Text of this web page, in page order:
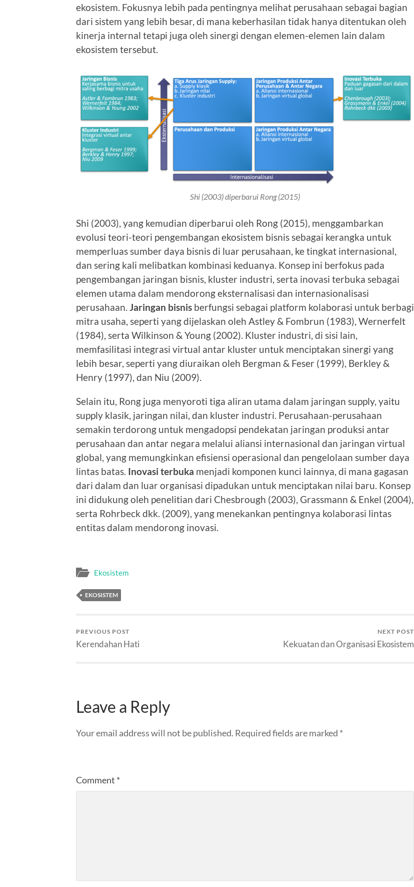
ekosistem. Fokusnya lebih pada pentingnya melihat perusahaan sebagai bagian
dari sistem yang lebih besar, di mana keberhasilan tidak hanya ditentukan oleh
kinerja internal tetapi juga oleh sinergi dengan elemen-elemen lain dalam
ekosistem tersebut.
Shi (2003) diperbarui Rong (2015)
Shi (2003), yang kemudian diperbarui oleh Rong (2015), menggambarkan
evolusi teori-teori pengembangan ekosistem bisnis sebagai kerangka untuk
memperluas sumber daya bisnis di luar perusahaan, ke tingkat internasional,
dan sering kali melibatkan kombinasi keduanya. Konsep ini berfokus pada
pengembangan jaringan bisnis, kluster industri, serta inovasi terbuka sebagai
elemen utama dalam mendorong eksternalisasi dan internasionalisasi
perusahaan. Jaringan bisnis berfungsi sebagai platform kolaborasi untuk berbagi
mitra usaha, seperti yang dijelaskan oleh Astley & Fombrun (1983), Wernerfelt
(1984), serta Wilkinson & Young (2002). Kluster industri, di sisi lain,
memfasilitasi integrasi virtual antar kluster untuk menciptakan sinergi yang
lebih besar, seperti yang diuraikan oleh Bergman & Feser (1999), Berkley &
Henry (1997), dan Niu (2009).
Selain itu, Rong juga menyoroti tiga aliran utama dalam jaringan supply, yaitu
supply klasik, jaringan nilai, dan kluster industri. Perusahaan-perusahaan
semakin terdorong untuk mengadopsi pendekatan jaringan produksi antar
perusahaan dan antar negara melalui aliansi internasional dan jaringan virtual
global, yang memungkinkan efisiensi operasional dan pengelolaan sumber daya
lintas batas. Inovasi terbuka menjadi komponen kunci lainnya, di mana gagasan
dari dalam dan luar organisasi dipadukan untuk menciptakan nilai baru. Konsep
ini didukung oleh penelitian dari Chesbrough (2003), Grassmann & Enkel (2004),
serta Rohrbeck dkk. (2009), yang menekankan pentingnya kolaborasi lintas
entitas dalam mendorong inovasi.
Ekosistem
EKOSISTEM
PREVIOUS POST
Kerendahan Hati
NEXT POST
Kekuatan dan Organisasi Ekosistem
Leave a Reply
Your email address will not be published. Required fields are marked *
Comment *